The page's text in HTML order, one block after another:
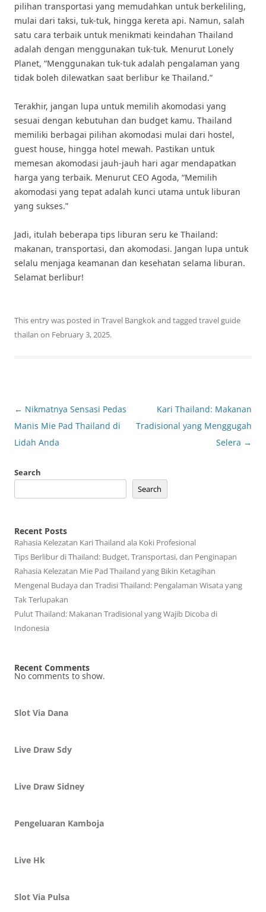
pilihan transportasi yang memudahkan untuk berkeliling,
mulai dari taksi, tuk-tuk, hingga kereta api. Namun, salah
satu cara terbaik untuk menikmati keindahan Thailand
adalah dengan menggunakan tuk-tuk. Menurut Lonely
Planet, “Menggunakan tuk-tuk adalah pengalaman yang
tidak boleh dilewatkan saat berlibur ke Thailand.”
Terakhir, jangan lupa untuk memilih akomodasi yang
sesuai dengan kebutuhan dan budget kamu. Thailand
memiliki berbagai pilihan akomodasi mulai dari hostel,
guest house, hingga hotel mewah. Pastikan untuk
memesan akomodasi jauh-jauh hari agar mendapatkan
harga yang terbaik. Menurut CEO Agoda, “Memilih
akomodasi yang tepat adalah kunci utama untuk liburan
yang sukses.”
Jadi, itulah beberapa tips liburan seru ke Thailand:
makanan, transportasi, dan akomodasi. Jangan lupa untuk
selalu menjaga keamanan dan kesehatan selama liburan.
Selamat berlibur!
This entry was posted in Travel Bangkokand tagged travel guide
thailan on February 3, 2025.
Post
navigation
← Nikmatnya Sensasi Pedas
Manis Mie Pad Thailand di
Lidah Anda
Kari Thailand: Makanan
Tradisional yang Menggugah
Selera →
Search
Search
Recent Posts
Rahasia Kelezatan Kari Thailand ala Koki Profesional
Tips Berlibur di Thailand: Budget, Transportasi, dan Penginapan
Rahasia Kelezatan Mie Pad Thailand yang Bikin Ketagihan
Mengenal Budaya dan Tradisi Thailand: Pengalaman Wisata yang
Tak Terlupakan
Pulut Thailand: Makanan Tradisional yang Wajib Dicoba di
Indonesia
Recent Comments
No comments to show.
Slot Via Dana
Live Draw Sdy
Live Draw Sidney
Pengeluaran Kamboja
Live Hk
Slot Via Pulsa